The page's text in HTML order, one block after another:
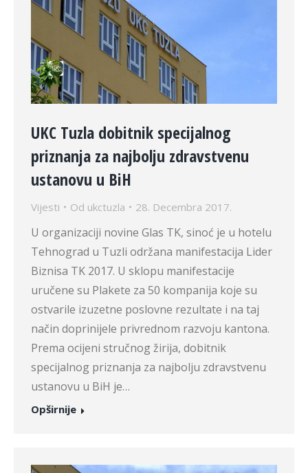
UKC Tuzla dobitnik specijalnog
priznanja za najbolju zdravstvenu
ustanovu u BiH
Vijesti Od ukctuzla 28. Decembra 2017.
U organizaciji novine Glas TK, sinoć je u hotelu
Tehnograd u Tuzli održana manifestacija Lider
Biznisa TK 2017. U sklopu manifestacije
uručene su Plakete za 50 kompanija koje su
ostvarile izuzetne poslovne rezultate i na taj
način doprinijele privrednom razvoju kantona.
Prema ocijeni stručnog žirija, dobitnik
specijalnog priznanja za najbolju zdravstvenu
ustanovu u BiH je…
Opširnije